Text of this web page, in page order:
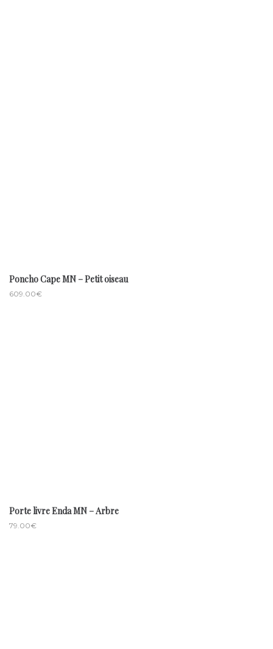
Poncho Cape MN – Petit oiseau
609.00€
Porte livre Enda MN – Arbre
79.00€